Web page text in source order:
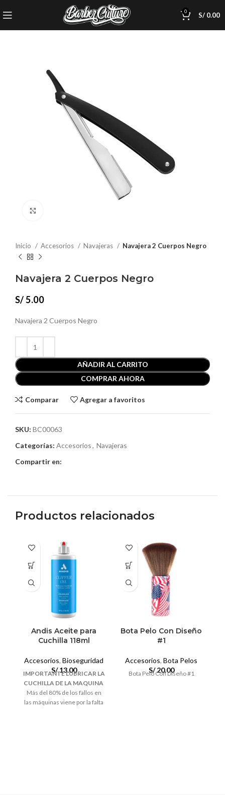
0 S/0.00
Inicio Accesorios Navajeras Navajera 2 Cuerpos Negro
Navajera 2 Cuerpos Negro
S/5.00
Navajera 2 Cuerpos Negro
AÑADIR AL CARRITO
COMPRAR AHORA
Comparar Agregar a favoritos
SKU: BC00063
Categorías: Accesorios, Navajeras
Compartir en:
Productos relacionados
Andis Aceite para
Cuchilla 118ml
Accesorios, Bioseguridad
S/13.00
IMPORTANTE LUBRICAR LA
CUCHILLA DE LA MAQUINA
Más del 80% de los fallos en
las máquinas viene por la falta
Bota Pelo Con Diseño
#1
Accesorios, Bota Pelos
S/20.00
Bota Pelo Con Diseño #1